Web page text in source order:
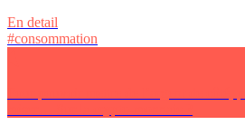
En detail
#consommation